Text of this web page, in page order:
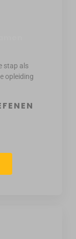
stap als
opleiding